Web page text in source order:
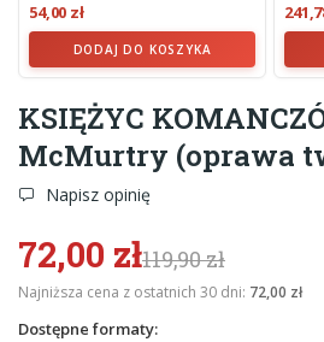
54,00 zł
DODAJ DO KOSZYKA
KSIĘŻYC
McMurtry (oprawa
Napisz opinię
72,00 zł119,90 zł
Najniższa cena z ostatnich 30 dni: 72,00 zł
Dostępne formaty: